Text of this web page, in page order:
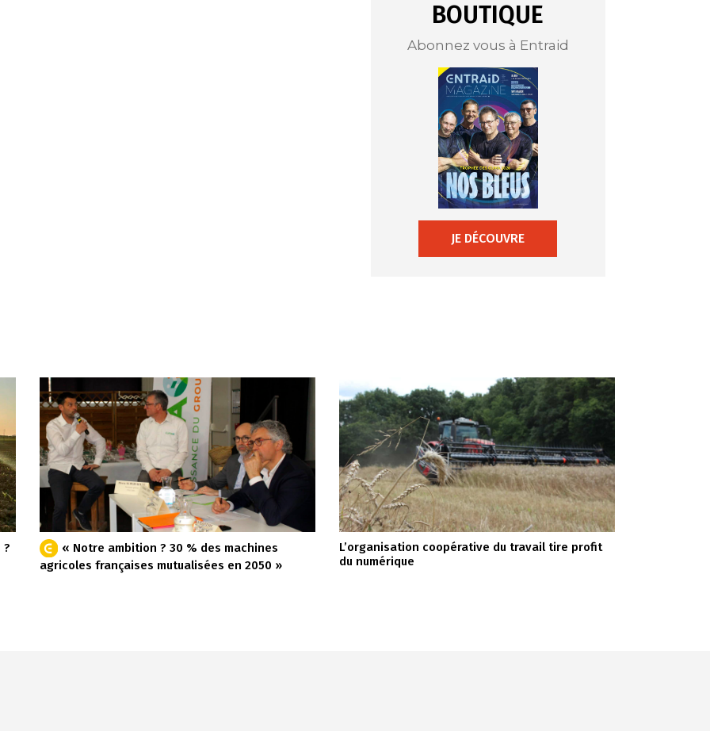
BOUTIQUE
Abonnez vous à Entraid
JE DÉCOUVRE
?
« Notre ambition ? 30 % des machines
agricoles françaises mutualisées en 2050 »
L’organisation coopérative du travail tire profit
du numérique